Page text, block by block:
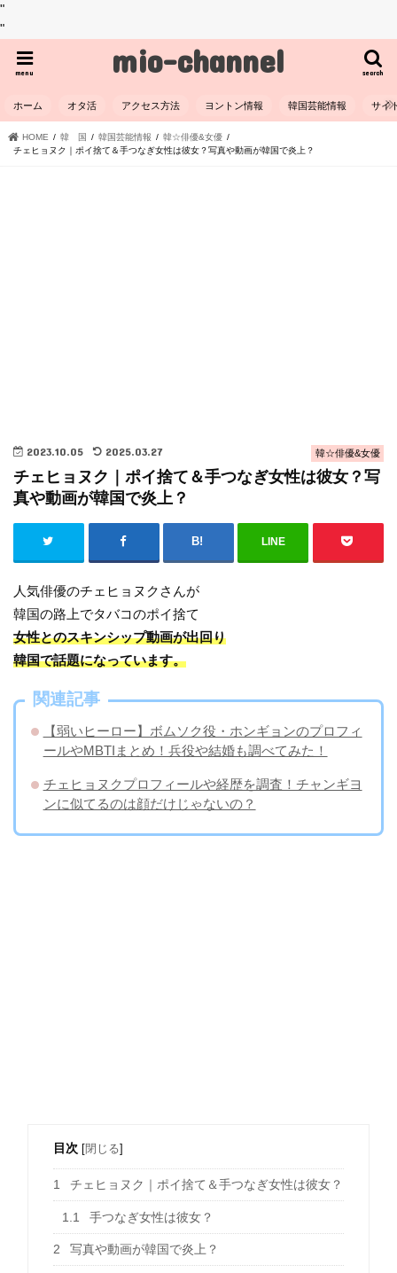
"
"
mio-channel search
menu
ホーム オタ活 アクセス方法 ヨントン情報 韓国芸能情報 サイ
HOME 韓 国 韓国芸能情報
韓☆俳優&女優
チェヒョヌク｜ポイ捨て＆手つなぎ女性は彼女？写真や動画が韓国で炎上？
韓☆俳優&女優
2023.10.05 2025.03.27
チェヒョヌク｜ポイ捨て＆手つなぎ女性は彼女？写
真や動画が韓国で炎上？
LINE
人気俳優のチェヒョヌクさんが
韓国の路上でタバコのポイ捨て
女性とのスキンシップ動画が出回り
韓国で話題になっています。
関連記事
【弱いヒーロー】ボムソク役・ホンギョンのプロフィ
ールやMBTIまとめ！兵役や結婚も調べてみた！
チェヒョヌクプロフィールや経歴を調査！チャンギヨ
ンに似てるのは顔だけじゃないの？
目次 [閉じる]
1 チェヒョヌク｜ポイ捨て＆手つなぎ女性は彼女？
1.1 手つなぎ女性は彼女？
2 写真や動画が韓国で炎上？